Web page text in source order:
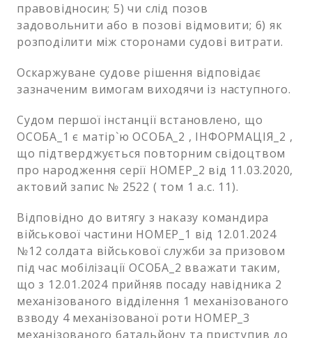
правовідносин; 5) чи слід позов
задовольнити або в позові відмовити; 6) як
розподілити між сторонами судові витрати.
Оскаржуване судове рішення відповідає
зазначеним вимогам виходячи із наступного.
Судом першої інстанції встановлено, що
ОСОБА_1 є матір`ю ОСОБА_2 , ІНФОРМАЦІЯ_2 ,
що підтверджується повторним свідоцтвом
про народження серії НОМЕР_2 від 11.03.2020,
актовий запис № 2522 ( том 1 а.с. 11).
Відповідно до витягу з наказу командира
військової частини НОМЕР_1 від 12.01.2024
№12 солдата військової служби за призовом
під час мобілізації ОСОБА_2 вважати таким,
що з 12.01.2024 прийняв посаду навідника 2
механізованого відділення 1 механізованого
взводу 4 механізованої роти НОМЕР_3
механізованого батальйону та приступив до